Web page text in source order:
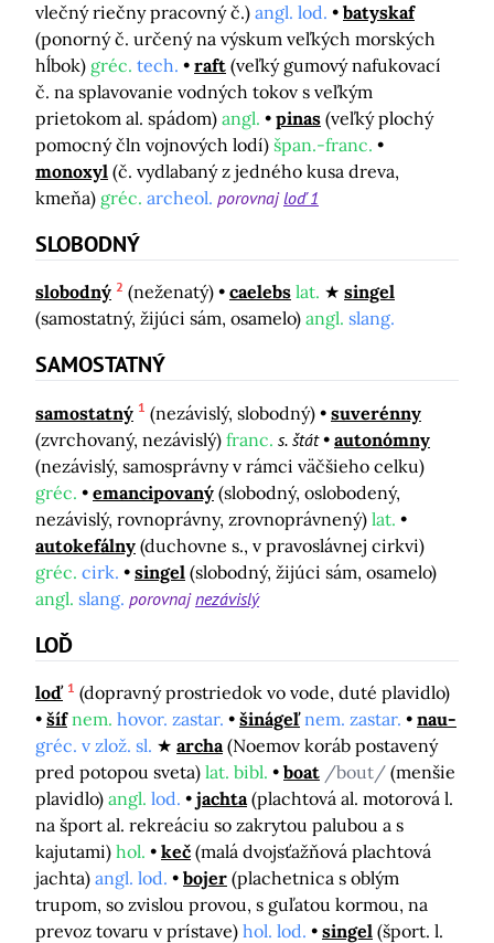
vlečný riečny pracovný č.) angl. lod.
batyskaf
(ponorný č. určený na výskum veľkých morských
hĺbok) gréc. tech. raft (veľký gumový nafukovací
č. na splavovanie vodných tokov s veľkým
prietokom al. spádom) angl. pinas (veľký plochý
pomocný čln vojnových lodí) špan.-franc.
monoxyl (č. vydlabaný z jedného kusa dreva,
kmeňa) gréc. archeol. porovnajloď 1
SLOBODNÝ
slobodný 2 (neženatý) caelebs lat.
singel
(samostatný, žijúci sám, osamelo) angl. slang.
SAMOSTATNÝ
samostatný 1 (nezávislý, slobodný)
suverénny
(zvrchovaný, nezávislý) franc. s. štát
autonómny
(nezávislý, samosprávny v rámci väčšieho celku)
gréc.
emancipovaný (slobodný, oslobodený,
nezávislý, rovnoprávny, zrovnoprávnený) lat.
autokefálny (duchovne s., v pravoslávnej cirkvi)
gréc. cirk. singel (slobodný, žijúci sám, osamelo)
angl. slang. porovnajnezávislý
LOĎ
loď 1 (dopravný prostriedok vo vode, duté plavidlo)
šíf nem. hovor. zastar. šinágeľ nem. zastar.
nau-
gréc. v zlož. sl.
archa (Noemov koráb postavený
pred potopou sveta) lat. bibl. boat /bout/ (menšie
plavidlo) angl. lod. jachta (plachtová al. motorová l.
na šport al. rekreáciu so zakrytou palubou a s
kajutami) hol. keč (malá dvojsťažňová plachtová
jachta) angl. lod. bojer (plachetnica s oblým
trupom, so zvislou provou, s guľatou kormou, na
prevoz tovaru v prístave) hol. lod. singel (šport. l.